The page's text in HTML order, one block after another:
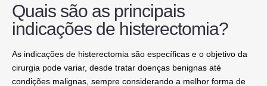
Quais são as principais
indicações de histerectomia?
As indicações de histerectomia são específicas e o objetivo da
cirurgia pode variar, desde tratar doenças benignas até
condições malignas, sempre considerando a melhor forma de